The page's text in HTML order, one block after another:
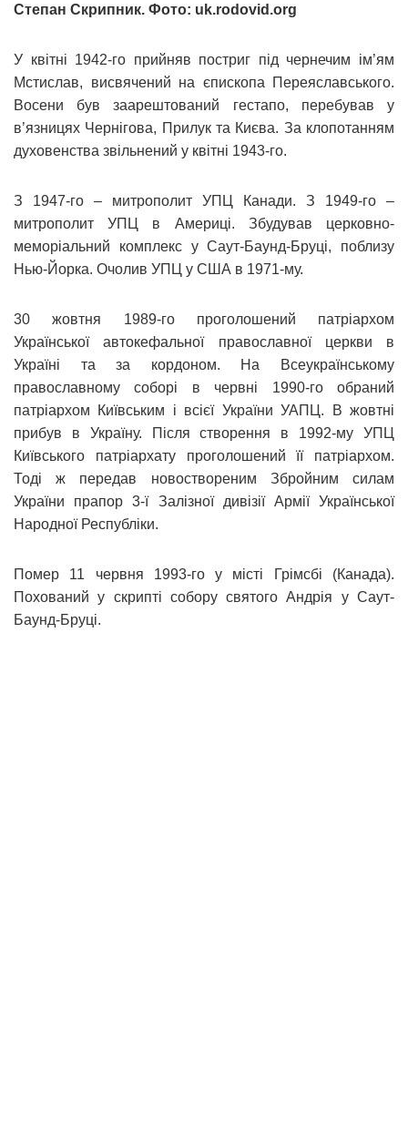
Степан Скрипник. Фото: uk.rodovid.org
У квітні 1942-го прийняв постриг під чернечим ім’ям
Мстислав, висвячений на єпископа Переяславського.
Восени був заарештований гестапо, перебував у
в’язницях Чернігова, Прилук та Києва. За клопотанням
духовенства звільнений у квітні 1943-го.
З 1947-го – митрополит УПЦ Канади. З 1949-го –
митрополит УПЦ в Америці. Збудував церковно-
меморіальний комплекс у Саут-Баунд-Бруці, поблизу
Нью-Йорка. Очолив УПЦ у США в 1971-му.
30 жовтня 1989-го проголошений патріархом
Української автокефальної православної церкви в
Україні та за кордоном. На Всеукраїнському
православному соборі в червні 1990-го обраний
патріархом Київським і всієї України УАПЦ. В жовтні
прибув в Україну. Після створення в 1992-му УПЦ
Київського патріархату проголошений її патріархом.
Тоді ж передав новоствореним Збройним силам
України прапор 3-ї Залізної дивізії Армії Української
Народної Республіки.
Помер 11 червня 1993-го у місті Грімсбі (Канада).
Похований у скрипті собору святого Андрія у Саут-
Баунд-Бруці.